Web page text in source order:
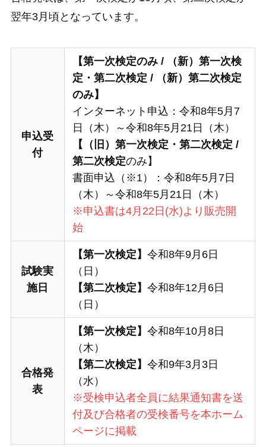
翌年3月頃となっています。
申込受
付
【第一次検定のみ/
（新）第一次検
定・第二次検定 / （新）第二次検定
のみ】
インターネット申込：令和8年5月7
日（木）～令和8年5月21日（木）
【（旧）第一次検定・第二次検定 /
第二次検定のみ】
書面申込（※1）：令和8年5月7日
（木）～令和8年5月21日（木）
※申込書は4月22日(水)より販売開
始
試験実
施日
【第一次検定】令和8年9月6日
（日）
【第二次検定】令和8年12月6日
（日）
合格発
表
【第一次検定】令和8年10月8日
（木）
【第二次検定】令和9年3月3日
（水）
※受検申込者全員に結果通知書を送
付及び合格者の受検番号を本ホーム
ページに掲載